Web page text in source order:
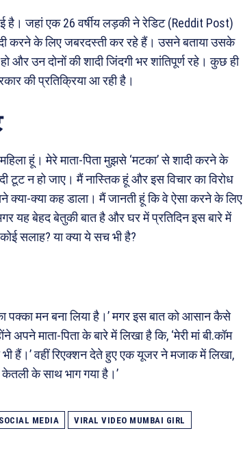
जहां एक 26 वर्षीय लड़की ने रेडिट (Reddit Post)
करने के लिए जबरदस्ती कर रहे हैं। उसने बताया उसके
उन दोनों की शादी जिंदगी भर शांतिपूर्ण रहे। कुछ ही
की प्रतिक्रिया आ रही है।
हूं। मेरे माता-पिता मुझसे ‘मटका’ से शादी करने के
टूट न हो जाए। मैं नास्तिक हूं और इस विचार का विरोध
क्या-क्या कह डाला। मैं जानती हूं कि वे ऐसा करने के लिए
बेहद बेतुकी बात है और घर में प्रतिदिन इस बारे में
सलाह? या क्या ये सच भी है?
पक्का मन बना लिया है।’ मगर इस बात को आसान कैसे
अपने माता-पिता के बारे में लिखा है कि, ‘मेरी मां बी.कॉम
हैं।’ वहीं रिएक्शन देते हुए एक यूजर ने मजाक में लिखा,
केतली के साथ भाग गया है।’
SOCIAL MEDIA VIRAL VIDEO MUMBAI GIRL